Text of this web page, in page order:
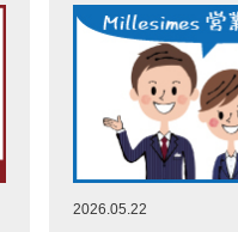
2026.05.22